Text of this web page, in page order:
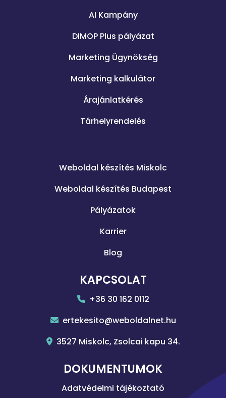
AI Kampány
DIMOP Plus pályázat
Marketing Ügynökség
Marketing kalkulátor
Árajánlatkérés
Tárhelyrendelés
Weboldal készítés Miskolc
Weboldal készítés Budapest
Pályázatok
Karrier
Blog
KAPCSOLAT
+36 30 162 0112
ertekesito@weboldalnet.hu
3527 Miskolc, Zsolcai kapu 34.
DOKUMENTUMOK
Adatvédelmi tájékoztató